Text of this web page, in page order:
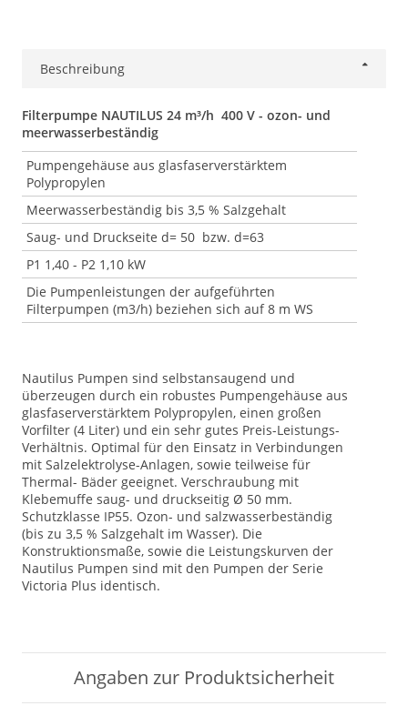
Beschreibung
Filterpumpe NAUTILUS 24 m³/h 400 V - ozon- und
meerwasserbeständig
Pumpengehäuse aus glasfaserverstärktem
Polypropylen
Meerwasserbeständig bis 3,5 % Salzgehalt
Saug- und Druckseite d= 50 bzw. d=63
P1 1,40 - P2 1,10 kW
Die Pumpenleistungen der aufgeführten
Filterpumpen (m3/h) beziehen sich auf 8 m WS
Nautilus Pumpen sind selbstansaugend und
überzeugen durch ein robustes Pumpengehäuse aus
glasfaserverstärktem Polypropylen, einen großen
Vorfilter (4 Liter) und ein sehr gutes Preis-Leistungs-
Verhältnis. Optimal für den Einsatz in Verbindungen
mit Salzelektrolyse-Anlagen, sowie teilweise für
Thermal- Bäder geeignet. Verschraubung mit
Klebemuffe saug- und druckseitig Ø 50 mm.
Schutzklasse IP55. Ozon- und salzwasserbeständig
(bis zu 3,5 % Salzgehalt im Wasser). Die
Konstruktionsmaße, sowie die Leistungskurven der
Nautilus Pumpen sind mit den Pumpen der Serie
Victoria Plus identisch.
Angaben zur Produktsicherheit